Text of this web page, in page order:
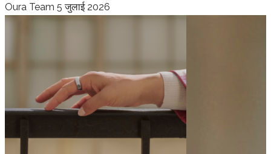
Oura Team 5 जुलाई 2026